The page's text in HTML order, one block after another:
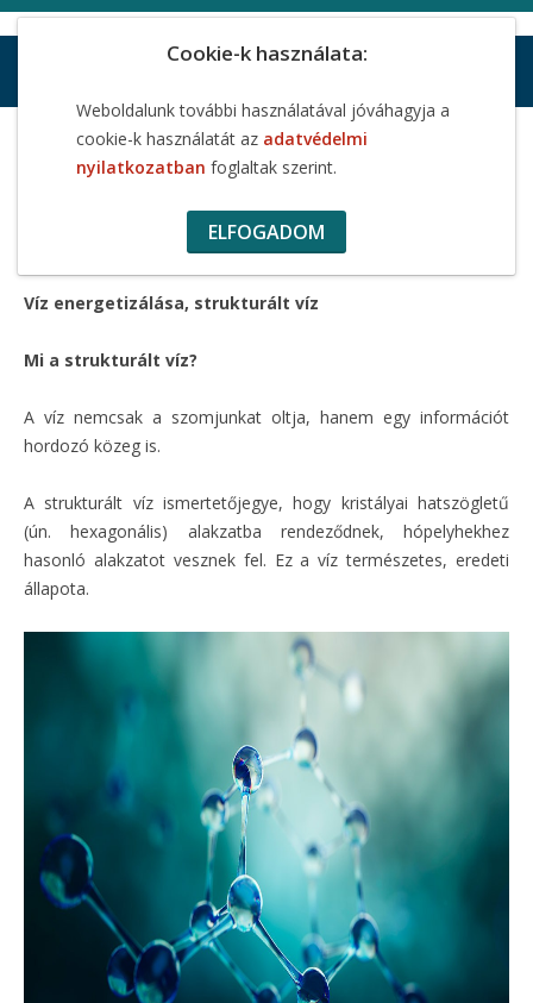
Cookie-k használata:
Weboldalunk további használatával jóváhagyja a
cookie-k használatát az adatvédelmi
nyilatkozatban foglaltak szerint.
ELFOGADOM
Strukturált víz
STRUKTURÁLT VÍZ
Víz energetizálása, strukturált víz
Mi a strukturált víz?
A víz nemcsak a szomjunkat oltja, hanem egy információt
hordozó közeg is.
A strukturált víz ismertetőjegye, hogy kristályai hatszögletű
(ún. hexagonális) alakzatba rendeződnek, hópelyhekhez
hasonló alakzatot vesznek fel. Ez a víz természetes, eredeti
állapota.